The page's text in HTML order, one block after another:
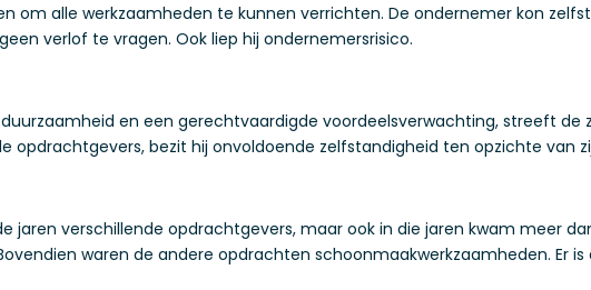
om alle werkzaamheden te kunnen verrichten. De ondernemer kon
verlof te vragen. Ook liep hij ondernemersrisico.
duurzaamheid en een gerechtvaardigde voordeelsverwachting, streeft
opdrachtgevers, bezit hij onvoldoende zelfstandigheid ten opzichte van
jaren verschillende opdrachtgevers, maar ook in die jaren kwam meer
waren de andere opdrachten schoonmaakwerkzaamheden. Er